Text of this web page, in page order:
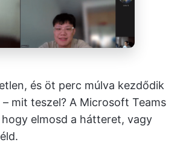
és öt perc múlva kezdődik
– mit teszel? A Microsoft Teams
elmosd a hátteret, vagy